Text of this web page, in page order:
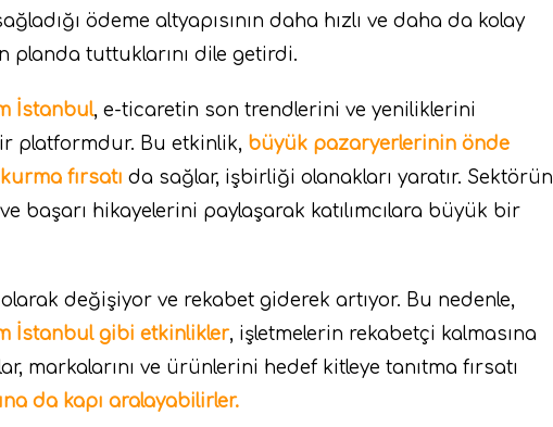
ödeme altyapısının daha hızlı ve daha da kolay
planda tuttuklarını dile getirdi.
İstanbul, e-ticaretin son trendlerini ve yeniliklerini
platformdur. Bu etkinlik, büyük pazaryerlerinin önde
fırsatı da sağlar, işbirliği olanakları yaratır. Sektörün
başarı hikayelerini paylaşarak katılımcılara büyük bir
değişiyor ve rekabet giderek artıyor. Bu nedenle,
İstanbul gibi etkinlikler, işletmelerin rekabetçi kalmasına
markalarını ve ürünlerini hedef kitleye tanıtma fırsatı
da kapı aralayabilirler.